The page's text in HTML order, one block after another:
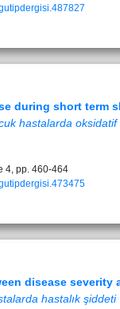
during short term
hastalarda
4, pp. 460-464
disease
hastalık